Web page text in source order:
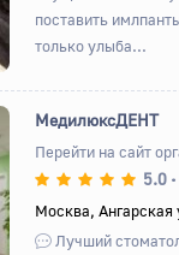
поставить
только улыба...
Вперед
МедилюксДЕНТ
Перейти на сайт
5.0 •
Москва, Ангарская
Лучший